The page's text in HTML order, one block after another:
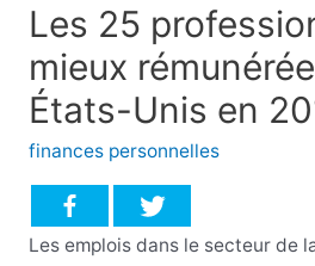
Les 25
mieux
États-Unis en
finances personnelles
Les emplois dans le secteur de